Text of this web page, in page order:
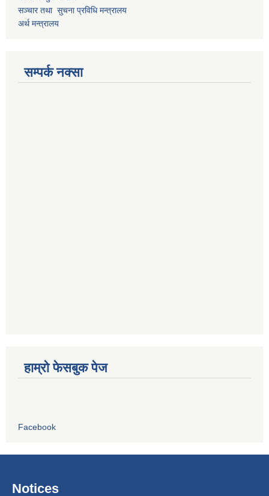
सञ्चार तथा सुचना प्रविधि मन्त्रालय
अर्थ मन्त्रालय
सम्पर्क नक्सा
हाम्रो फेसबुक पेज
Facebook
Notices